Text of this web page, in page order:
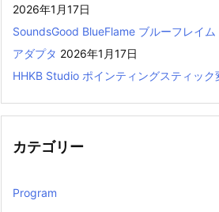
2026年1月17日
SoundsGood BlueFlame ブルーフレイ
アダプタ 2026年1月17日
HHKB Studio ポインティングスティック
カテゴリー
Program